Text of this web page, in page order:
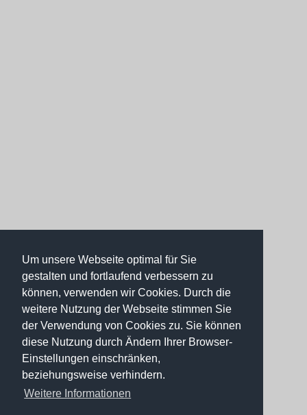
Um unsere Webseite optimal für Sie
gestalten und fortlaufend verbessern zu
können, verwenden wir Cookies. Durch die
weitere Nutzung der Webseite stimmen Sie
der Verwendung von Cookies zu. Sie können
diese Nutzung durch Ändern Ihrer Browser-
Einstellungen einschränken,
beziehungsweise verhindern.
Weitere Informationen